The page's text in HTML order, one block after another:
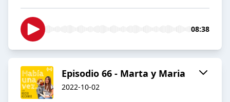
08:38
Episodio 66 - Marta y Maria
2022-10-02